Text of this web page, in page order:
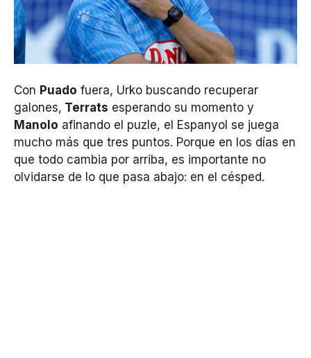
Con Puado fuera, Urko buscando recuperar
galones, Terrats esperando su momento y
Manolo afinando el puzle, el Espanyol se juega
mucho más que tres puntos. Porque en los días en
que todo cambia por arriba, es importante no
olvidarse de lo que pasa abajo: en el césped.